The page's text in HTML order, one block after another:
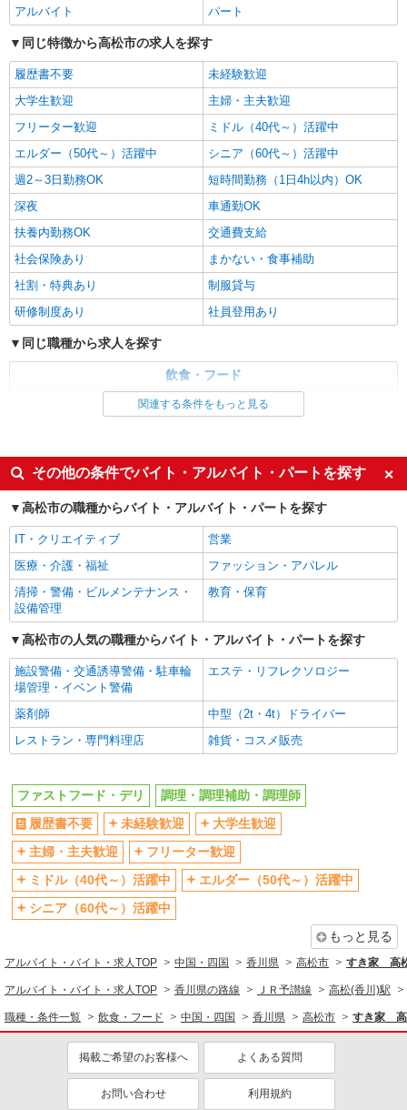
スシロー 高松太田店
回転すし店のキッチンスタッフ
一般/時給1080円以上 22時以降/時給1350円以
上 高校生/時給1040円以上 研修期間(60時間)は 一
般/時給1036円 22時以降/時給1295円 高校生/時給
曜 時給50円UP ◎日祝 時給50円UP
香川県高松市太田下町字松ノ元3029-14 ※屋内
全面禁煙
キープ 詳細を見る
アルバイト パート
同じ特徴から高松市の求人を探す
履歴書不要
未経験歓迎
大学生歓迎
主婦・主夫歓迎
フリーター歓迎
ミドル（40代～）活躍中
エルダー（50代～）活躍中
シニア（60代～）活躍中
週2～3日勤務OK
短時間勤務（1日4h以内）OK
深夜
車通勤OK
扶養内勤務OK
交通費支給
社会保険あり
まかない・食事補助
社割・特典あり
制服貸与
研修制度あり
社員登用あり
同じ職種から求人を探す
飲食・フード
ファストフード・デリ
調理・調理補助・調理師
未経験歓迎
大学生歓迎
ミドル（40代～）活躍中
週2～3日勤務OK
短時間勤務（1日4h以内）OK
深夜
車通勤OK
扶養内勤務OK
交通費支給
社会保険あり
まかない・食事補助
社員登用あり
関連する条件をもっと見る
その他の条件でバイト・アルバイト・パートを探す
高松市の職種からバイト・アルバイト・パートを探す
IT・クリエイティブ
営業
医療・介護・福祉
ファッション・アパレル
清掃・警備・ビルメンテナンス・
設備管理
教育・保育
高松市の人気の職種からバイト・アルバイト・パートを探す
施設警備・交通誘導警備・駐車輪
場管理・イベント警備
エステ・リフレクソロジー
薬剤師
中型（2t・4t）ドライバー
レストラン・専門料理店
雑貨・コスメ販売
ファストフード・デリ
調理・調理補助・調理師
履歴書不要
未経験歓迎
大学生歓迎
主婦・主夫歓迎
フリーター歓迎
ミドル（40代～）活躍中
エルダー（50代～）活躍中
シニア（60代～）活躍中
もっと見る
アルバイト・バイト・求人TOP 中国・四国 香川県 高松市 すき家 高
アルバイト・バイト・求人TOP 香川県の路線 ＪＲ予讃線 高松(香川)駅
職種・条件一覧 飲食・フード 中国・四国 香川県 高松市 すき家 高
掲載ご希望のお客様へ よくある質問
お問い合わせ 利用規約